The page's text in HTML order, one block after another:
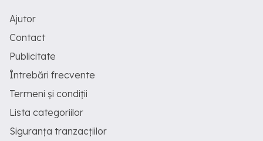
Ajutor
Contact
Publicitate
Întrebări frecvente
Termeni și condiții
Lista categoriilor
Siguranța tranzacțiilor